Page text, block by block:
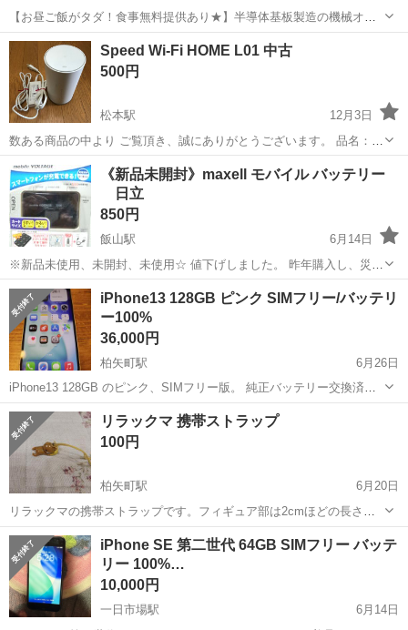
【お昼ご飯がタダ！食事無料提供あり★】半導体基板製造の機械オペ
レーターや検査作業！未経験活躍中★カップル＆友達同士の応募OK！
赴任旅費会社負担★嬉しい無料送迎◎正社員登用制度あり！マイカー
通勤OK！無料駐車場完備！《長野県茅...
長野 茅野市
Speed Wi-Fi HOME L01 中古
500円
松本駅
12月3日
数ある商品の中より ご覧頂き、誠にありがとうございます。 品名：
Speed Wi-Fi HOME キャリア：au(simフリー?) 型番：L01 中古で購入
し 楽天モバイル（旧ドコモプラン）での 運用を...
長野 松本市 松本駅 その他 楽天モバイル
《新品未開封》maxell モバイル バッテリー
日立
850円
飯山駅
6月14日
※新品未使用、未開封、未使用☆ 値下げしました。 昨年購入し、災害
時用の持ち出し袋にジップロック入りで保管していた、Maxellのモバ
イル充電バッテリーです。 内容物は、バッテリーと充電ケーブル、変
換コネクタ、取説、...
長野 飯山市 バッテリー
iPhone13 128GB ピンク SIMフリー/バッテリ
ー100%
36,000円
柏矢町駅
6月26日
iPhone13 128GB のピンク、SIMフリー版。 純正バッテリー交換済み
のバッテリー容量100%品です。 目視で確認する限り外装もキレイな
状態です。iOS27でもサポートされますのでまだまだ使えると思いま
す。 手渡し...
長野 安曇野市 柏矢町駅 その他
リラックマ 携帯ストラップ
100円
柏矢町駅
6月20日
リラックマの携帯ストラップです。フィギュア部は2cmほどの長さ、
使っていただける人がいれば。 手渡し希望
長野 安曇野市 柏矢町駅 その他
iPhone SE 第二世代 64GB SIMフリー バッテ
リー 100%…
10,000円
一日市場駅
6月14日